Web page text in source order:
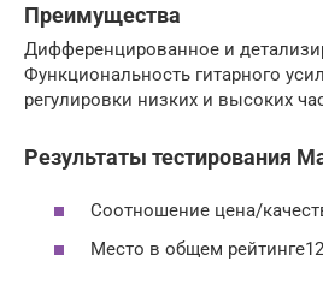
Преимущества
Дифференцированное и
Функциональность гитарного
регулировки низких и высоких
Результаты тестирования
Соотношение цена/
Место в общем